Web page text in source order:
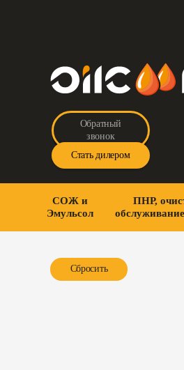
Обратный
звонок
Стать дилером
СОЖ и
Эмульсол
ПНР,
Сбросить